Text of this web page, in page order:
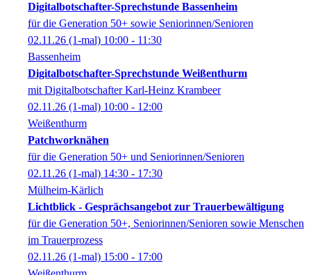
Digitalbotschafter-Sprechstunde Bassenheim
für die Generation 50+ sowie Seniorinnen/Senioren
02.11.26 (1-mal) 10:00 - 11:30
Bassenheim
Digitalbotschafter-Sprechstunde Weißenthurm
mit Digitalbotschafter Karl-Heinz Krambeer
02.11.26 (1-mal) 10:00 - 12:00
Weißenthurm
Patchworknähen
für die Generation 50+ und Seniorinnen/Senioren
02.11.26 (1-mal) 14:30 - 17:30
Mülheim-Kärlich
Lichtblick - Gesprächsangebot zur Trauerbewältigung
für die Generation 50+, Seniorinnen/Senioren sowie Menschen
im Trauerprozess
02.11.26 (1-mal) 15:00 - 17:00